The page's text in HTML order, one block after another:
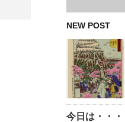
NEW POST
今日は・・・